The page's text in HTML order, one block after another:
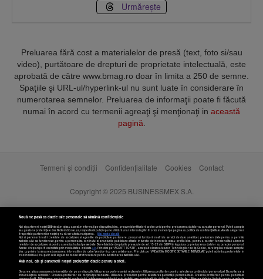
Urmărește
Preluarea fără cost a materialelor de presă (text, foto si/sau
video), purtătoare de drepturi de proprietate intelectuală, este
aprobată de către www.bmag.ro doar în limita a 250 de semne.
Spaţiile şi URL-ul/hyperlink-ul nu sunt luate în considerare în
numerotarea semnelor. Preluarea de informaţii poate fi făcută
numai în acord cu termenii agreaţi şi menţionaţi in această
pagină.
Termeni și condiții Confidențialitate Cookies Contact
Copyright © 2025 BUSINESSMEX S.A.
Nouă ne pasă ca datele tale personale să rămână confidențiale
Noi și partenerii noștri589stocăm și/sau accesăm informații pe dispozitivul dvs., precum identificatorii cookie unici pentru prelucrarea datelor cu caracter personal. Puteți accepta
sau gestiona preferințele dvs. făcând clic mai jos, respectiv vă puteți opune utilizării unui interes legitim în orice moment pe pagina cu politica de confidențialitate. Aceste alegeri vor
fi raportate partenerilor noștri și nu vă vor afecta navigarea.
Mai multe detalii
Noi si partenerii nostri (retelele de socializare si agentiile de publicitate partenere, precum si furnizorii nostri de servicii de date analitice) prelucram date pentru a permite
website-ului sa functioneze, pentru a personaliza continutul si anunturile publicitare afisate in functie de interesele si/sau profilul dvs., pentru a va oferi functionalitati aferente
retelelor de socializare si pentru a analiza traficul pe website. Beneficiati de drepturile prevazute de art. 15-22 din GDPR in legatura cu prelucrarea datelor cu caracter personal.
Aceste drepturi pot fi exercitate prin modalitatea indicataaici. Prin click pe “ACCEPT TOATE”, acceptati folosirea tuturor Tehnologiilor de tip Cookie, care implica inclusiv acceptul
dvs. cu privire la stocarea/accesarea informatiilor de catre Vendor-ii cu care colaboram. Prin click pe “VREAU SA MODIFIC SETARILE INDIVIDUAL” puteti schimba preferintele in
mod individual, mai putin cele legate de cookie strict necesare pentru functionarea website-ului.
Atât noi, cât și partenerii noștri prelucrăm datele pentru a oferi:
Stocarea și/sau accesarea informațiilor de pe un dispozitiv. Măsurarea performanței reclamelor. Utilizarea profilurilor pentru selectarea conținutului personalizat. Dezvoltarea și
îmbunătățirea serviciilor. Crearea profilurilor de conținut personalizat. Utilizarea profilurilor pentru selectarea publicității personalizate. Crearea profilurilor pentru publicitate